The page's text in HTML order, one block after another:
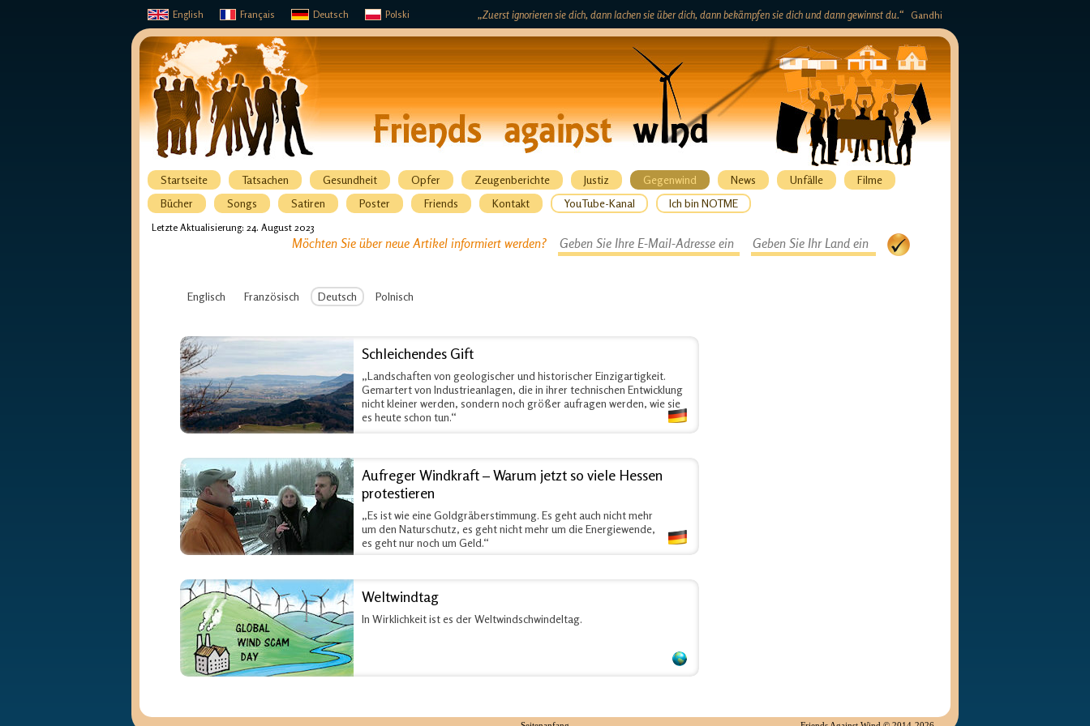
„Zuerst ignorieren sie dich, dann lachen sie über dich, dann bekämpfen sie dich und dann gewinnst du.“ Gandhi
English Français Deutsch Polski
Startseite Tatsachen Gesundheit Opfer Zeugenberichte Justiz Gegenwind News Unfälle
Filme
Bücher
Songs Satiren Poster Friends Kontakt YouTube-Kanal Ich bin NOTME
Letzte Aktualisierung: 24. August 2023
Möchten Sie über neue Artikel informiert werden?
Englisch Französisch Deutsch Polnisch
Schleichendes Gift
„Landschaften von geologischer und historischer Einzigartigkeit.
Gemartert von Industrieanlagen, die in ihrer technischen Entwicklung
nicht kleiner werden, sondern noch größer aufragen werden, wie sie
es heute schon tun.“
Aufreger Windkraft – Warum jetzt so viele Hessen
protestieren
„Es ist wie eine Goldgräberstimmung. Es geht auch nicht mehr
um den Naturschutz, es geht nicht mehr um die Energiewende,
es geht nur noch um Geld.“
Weltwindtag
In Wirklichkeit ist es der Weltwindschwindeltag.